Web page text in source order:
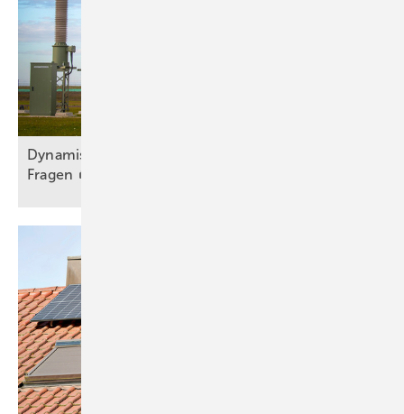
Dy namischer Ausbau trotz Engpass und offener
Fragen